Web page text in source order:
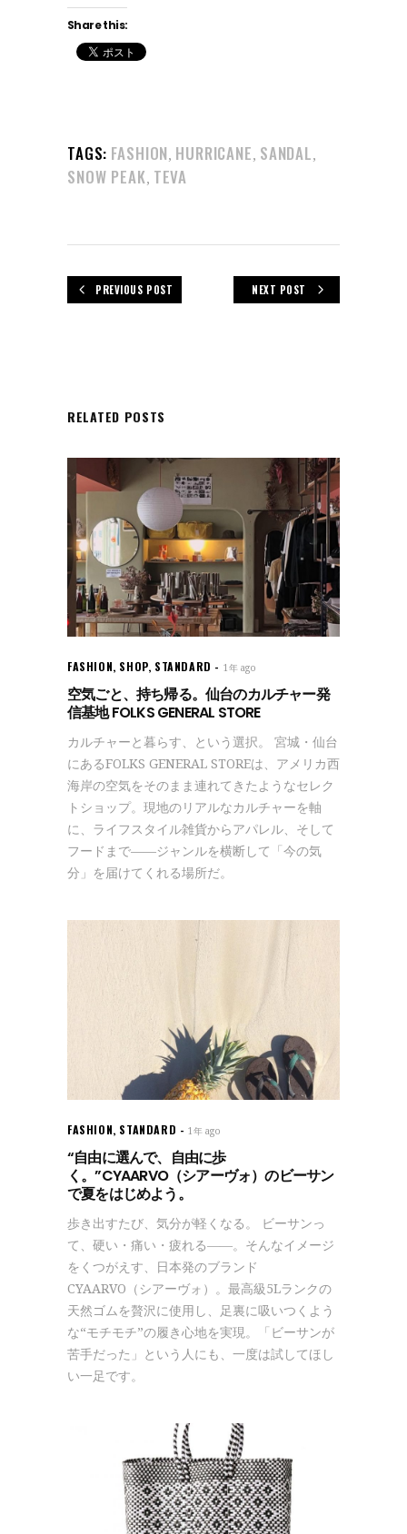
Share this:
TAGS: FASHION, HURRICANE, SANDAL,
SNOW PEAK, TEVA
PREVIOUS POST NEXT POST
RELATED POSTS
FASHION, SHOP, STANDARD 1年 ago
空気ごと、持ち帰る。仙台のカルチャー発
信基地 FOLKS GENERAL STORE
カルチャーと暮らす、という選択。 宮城・仙台
にあるFOLKS GENERAL STOREは、アメリカ西
海岸の空気をそのまま連れてきたようなセレク
トショップ。現地のリアルなカルチャーを軸
に、ライフスタイル雑貨からアパレル、そして
フードまで——ジャンルを横断して「今の気
分」を届けてくれる場所だ。
FASHION, STANDARD 1年 ago
“自由に選んで、自由に歩
く。”CYAARVO（シアーヴォ）のビーサン
で夏をはじめよう。
歩き出すたび、気分が軽くなる。 ビーサンっ
て、硬い・痛い・疲れる――。そんなイメージ
をくつがえす、日本発のブランド
CYAARVO（シアーヴォ）。最高級5Lランクの
天然ゴムを贅沢に使用し、足裏に吸いつくよう
な“モチモチ”の履き心地を実現。「ビーサンが
苦手だった」という人にも、一度は試してほし
い一足です。